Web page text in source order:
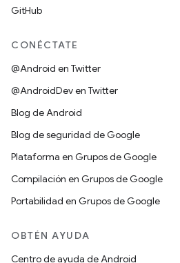
GitHub
CONÉCTATE
@Android en Twitter
@AndroidDev en Twitter
Blog de Android
Blog de seguridad de Google
Plataforma en Grupos de Google
Compilación en Grupos de Google
Portabilidad en Grupos de Google
OBTÉN AYUDA
Centro de ayuda de Android